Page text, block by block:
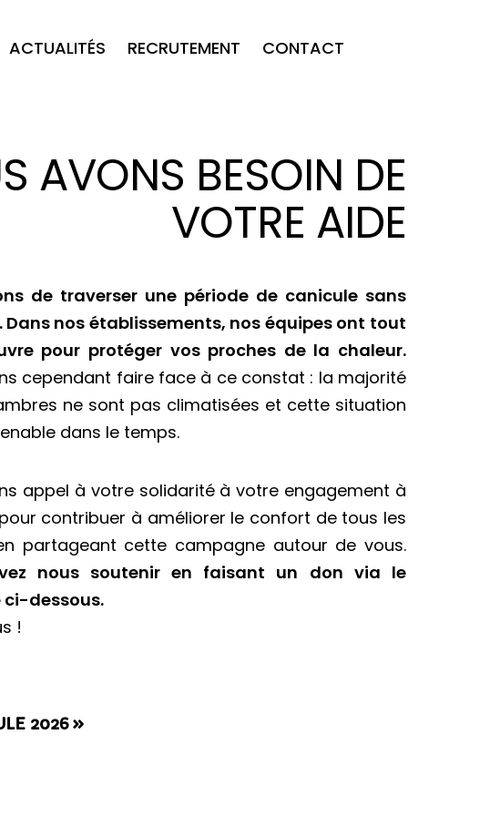
ACTUALITÉS RECRUTEMENT CONTACT
AVONS BESOIN DE
VOTRE AIDE
de traverser une période de canicule sans
Dans nos établissements, nos équipes ont tout
pour protéger vos proches de la chaleur.
cependant faire face à ce constat : la majorité
ne sont pas climatisées et cette situation
dans le temps.
appel à votre solidarité à votre engagement à
contribuer à améliorer le confort de tous les
partageant cette campagne autour de vous.
nous soutenir en faisant un don via le
dessous.
!
2026 »